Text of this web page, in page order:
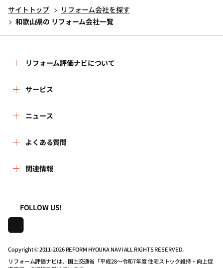
サイトトップ
リフォーム会社を探す
和歌山県の リフォーム会社一覧
リフォーム評価ナビについて
リフォーム評価ナビとは
運営体制
はじめての方へ
事務局へのお問い合せ
リフォーム会社一覧
住宅関連機関リンク集
サービス
リフォーム会社を探す
リフォーム事例を見る
リフォームを相談する
動画で学べるリフォームの基礎知識
マイページの活用
ニュース
新着情報
講習会・セミナー
よくある質問
よくある質問
プライバシーポリシー
動作推奨環境について
関連情報
株式会社日本建築住宅センター
FOLLOW US!
Copyright © 2011-2026 REFORM HYOUKA NAVI ALL RIGHTS RESERVED.
リフォーム評価ナビは、国土交通省「平成28～令和7年度 住宅ストック維持・向上促